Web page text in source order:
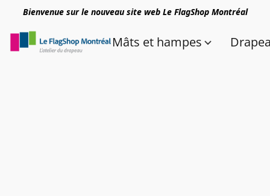
Bienvenue sur le nouveau site web Le FlagShop Montréal
Mâts et hampes